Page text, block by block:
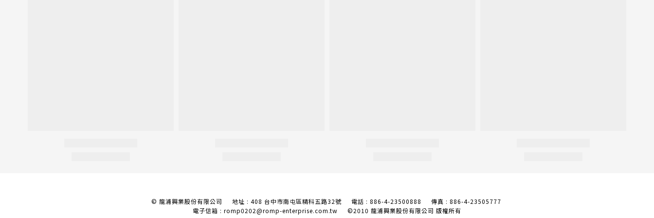
© 龍浦興業股份有限公司 地址 : 408 台中市南屯區精科五路32號 電話 : 886-4-23500888 傳真 : 886-4-23505777
電子信箱 : romp0202@romp-enterprise.com.tw ©2010 龍浦興業股份有限公司 版權所有